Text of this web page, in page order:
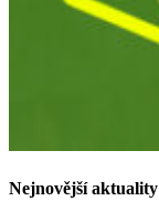
Nejnovější aktuality